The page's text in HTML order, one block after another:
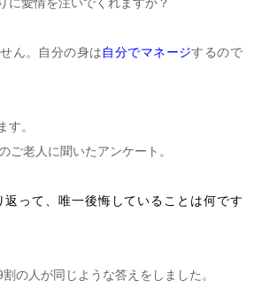
ん。自分の身は自分でマネージするので
す。
ご老人に聞いたアンケート。
返って、唯一後悔していることは何です
の人が同じような答えをしました。